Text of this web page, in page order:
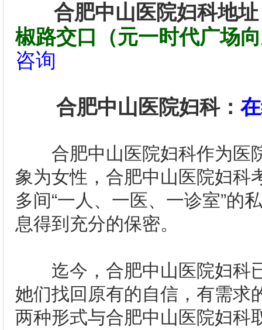
合肥中山医院妇科地
椒路交口（元一时代广场
咨询
合肥中山医院妇科：
合肥中山医院妇科作为医
象为女性，合肥中山医院妇科
多间“一人、一医、一诊室”的
息得到充分的保密。
迄今，合肥中山医院妇科
她们找回原有的自信，有需求
两种形式与合肥中山医院妇科